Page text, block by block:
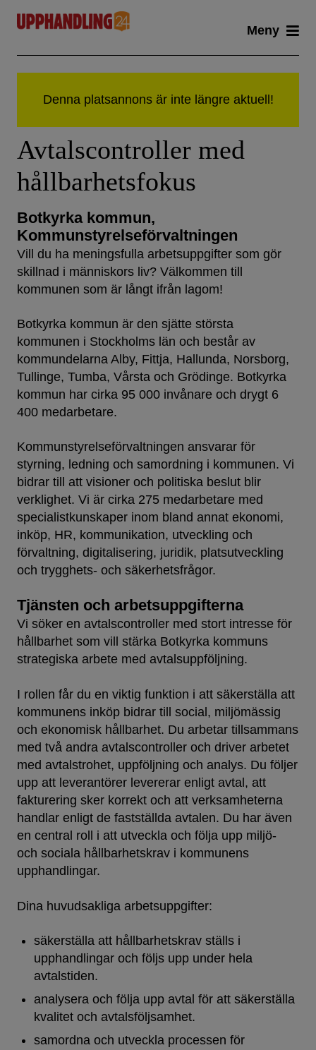
content
Meny
Avtalscontroller med
hållbarhetsfokus
Botkyrka kommun,
Kommunstyrelseförvaltningen
Vill du ha meningsfulla arbetsuppgifter som gör
skillnad i människors liv? Välkommen till
kommunen som är långt ifrån lagom!
Botkyrka kommun är den sjätte största
kommunen i Stockholms län och består av
kommundelarna Alby, Fittja, Hallunda, Norsborg,
Tullinge, Tumba, Vårsta och Grödinge. Botkyrka
kommun har cirka 95 000 invånare och drygt 6
400 medarbetare.
Kommunstyrelseförvaltningen ansvarar för
styrning, ledning och samordning i kommunen. Vi
bidrar till att visioner och politiska beslut blir
verklighet. Vi är cirka 275 medarbetare med
specialistkunskaper inom bland annat ekonomi,
inköp, HR, kommunikation, utveckling och
förvaltning, digitalisering, juridik, platsutveckling
och trygghets- och säkerhetsfrågor.
Tjänsten och arbetsuppgifterna
Vi söker en avtalscontroller med stort intresse för
hållbarhet som vill stärka Botkyrka kommuns
strategiska arbete med avtalsuppföljning.
I rollen får du en viktig funktion i att säkerställa att
kommunens inköp bidrar till social, miljömässig
och ekonomisk hållbarhet. Du arbetar tillsammans
med två andra avtalscontroller och driver arbetet
med avtalstrohet, uppföljning och analys. Du följer
upp att leverantörer levererar enligt avtal, att
fakturering sker korrekt och att verksamheterna
handlar enligt de fastställda avtalen. Du har även
en central roll i att utveckla och följa upp miljö-
och sociala hållbarhetskrav i kommunens
upphandlingar.
Dina huvudsakliga arbetsuppgifter:
säkerställa att hållbarhetskrav ställs i
upphandlingar och följs upp under hela
avtalstiden.
analysera och följa upp avtal för att säkerställa
kvalitet och avtalsföljsamhet.
samordna och utveckla processen för